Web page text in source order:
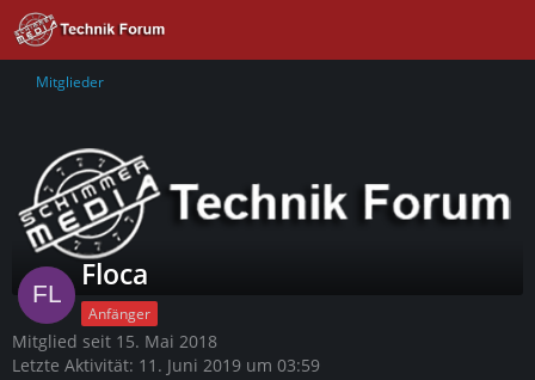
Mitglieder
Floca
Anfänger
Mitglied seit 15. Mai 2018
Letzte Aktivität: 11. Juni 2019 um 03:59